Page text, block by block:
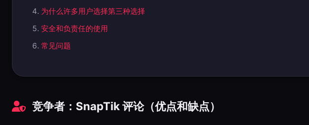
为什么许多用户选择第三种选择
安全和负责任的使用
常见问题
竞争者：SnapTik 评论（优点和缺点）